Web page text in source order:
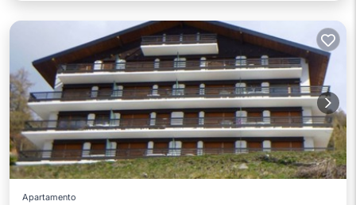
Apartamento